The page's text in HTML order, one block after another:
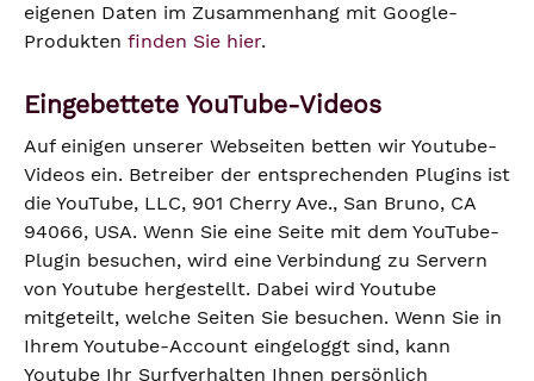
eigenen Daten im Zusammenhang mit Google-
Produkten finden Sie hier.
Eingebettete YouTube-Videos
Auf einigen unserer Webseiten betten wir Youtube-
Videos ein. Betreiber der entsprechenden Plugins ist
die YouTube, LLC, 901 Cherry Ave., San Bruno, CA
94066, USA. Wenn Sie eine Seite mit dem YouTube-
Plugin besuchen, wird eine Verbindung zu Servern
von Youtube hergestellt. Dabei wird Youtube
mitgeteilt, welche Seiten Sie besuchen. Wenn Sie in
Ihrem Youtube-Account eingeloggt sind, kann
Youtube Ihr Surfverhalten Ihnen persönlich